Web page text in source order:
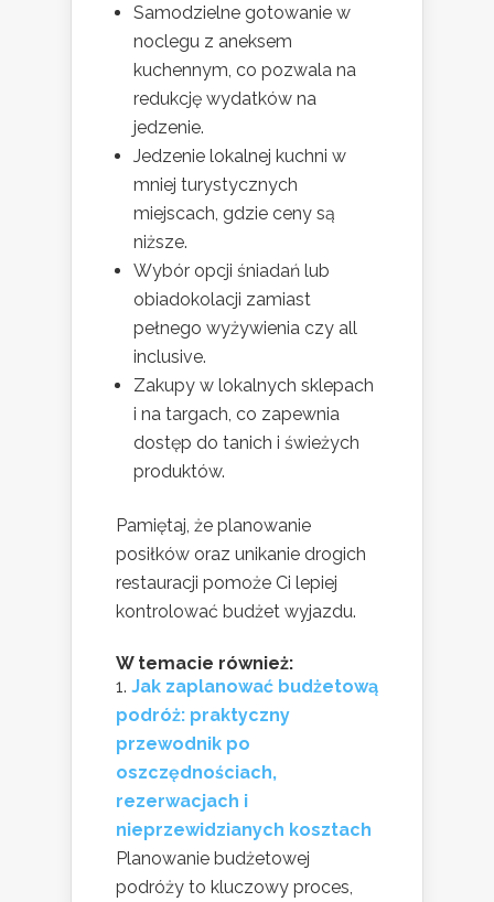
Samodzielne gotowanie w
noclegu z aneksem
kuchennym, co pozwala na
redukcję wydatków na
jedzenie.
Jedzenie lokalnej kuchni w
mniej turystycznych
miejscach, gdzie ceny są
niższe.
Wybór opcji śniadań lub
obiadokolacji zamiast
pełnego wyżywienia czy all
inclusive.
Zakupy w lokalnych sklepach
i na targach, co zapewnia
dostęp do tanich i świeżych
produktów.
Pamiętaj, że planowanie
posiłków oraz unikanie drogich
restauracji pomoże Ci lepiej
kontrolować budżet wyjazdu.
W temacie również:
Jak zaplanować budżetową
podróż: praktyczny
przewodnik po
oszczędnościach,
rezerwacjach i
nieprzewidzianych kosztach
Planowanie budżetowej
podróży to kluczowy proces,